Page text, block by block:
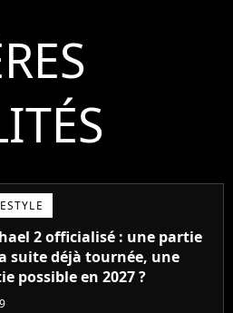
2 officialisé : une partie
suite déjà tournée, une
possible en 2027 ?